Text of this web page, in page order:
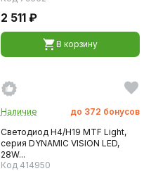
2 511 ₽
В корзину
Наличие до 372 бонусов
Светодиод H4/H19 MTF Light,
серия DYNAMIC VISION LED,
28W...
Код 414950